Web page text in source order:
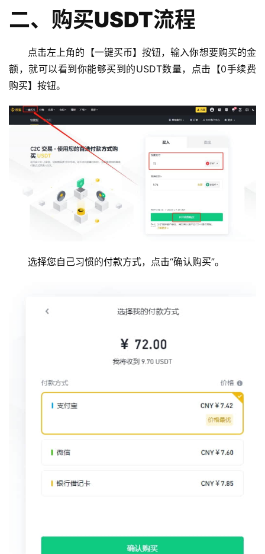
二、购买USDT流程
点击左上角的【一键买币】按钮，输入你想要购买的金
额，就可以看到你能够买到的USDT数量，点击【0手续费
购买】按钮。
选择您自己习惯的付款方式，点击“确认购买”。